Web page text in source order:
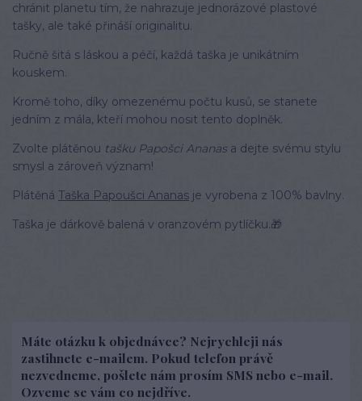
chránit planetu tím, že nahrazuje jednorázové plastové
tašky, ale také přináší originalitu.
Ručně šitá s láskou a péčí, každá taška je unikátním
kouskem.
Kromě toho, díky omezenému počtu kusů, se stanete
jedním z mála, kteří mohou nosit tento doplněk.
Zvolte plátěnou tašku Papošci Ananasa dejte svému stylu
smysl a zároveň význam!
Plátěná Taška Papoušci Ananas je vyrobena z 100% bavlny.
Taška je dárkově balená v oranzovém pytlíčku.🎁
Máte otázku k objednávce? Nejrychleji nás
zastihnete e-mailem. Pokud telefon právě
nezvedneme, pošlete nám prosím SMS nebo e-mail.
Ozveme se vám co nejdříve.